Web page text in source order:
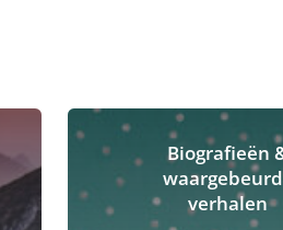
Biografieën
verhalen